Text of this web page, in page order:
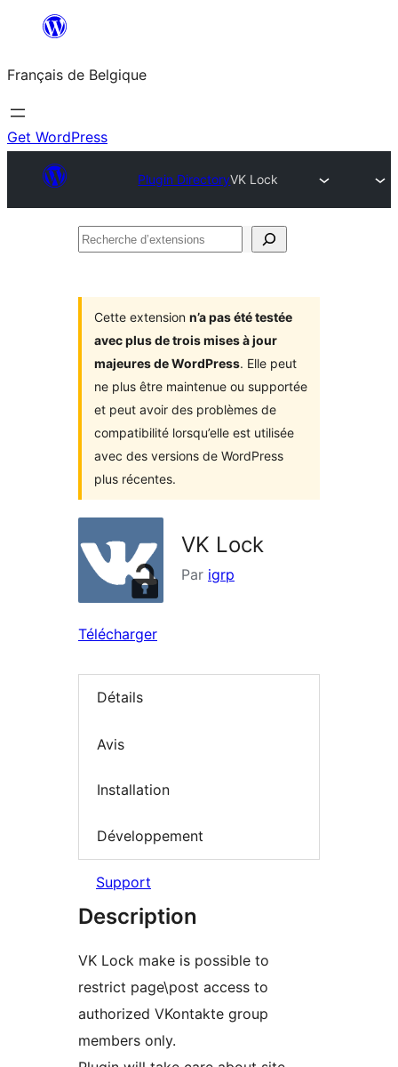
contenu
Français de Belgique
Get WordPress
Plugin DirectoryVK Lock
Recherche
Cette extension n’a pas été testée
avec plus de trois mises à jour
majeures de WordPress. Elle peut
ne plus être maintenue ou supportée
et peut avoir des problèmes de
compatibilité lorsqu’elle est utilisée
avec des versions de WordPress
plus récentes.
VK Lock
Par igrp
Télécharger
Détails
Avis
Installation
Développement
Support
Description
VK Lock make is possible to
restrict page\post access to
authorized VKontakte group
members only.